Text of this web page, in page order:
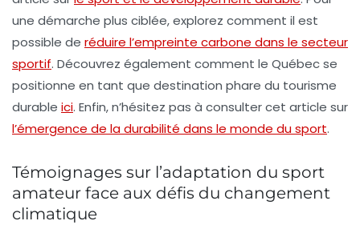
une démarche plus ciblée, explorez comment il est
possible de réduire l’empreinte carbone dans le secteur
sportif. Découvrez également comment le Québec se
positionne en tant que destination phare du tourisme
durable ici. Enfin, n’hésitez pas à consulter cet article sur
l’émergence de la durabilité dans le monde du sport.
Témoignages sur l’adaptation du sport
amateur face aux défis du changement
climatique